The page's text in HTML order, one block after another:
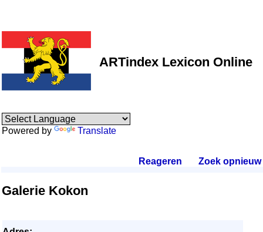
ARTindex Lexicon Online
Powered by Translate
Reageren Zoek opnieuw.
Galerie Kokon